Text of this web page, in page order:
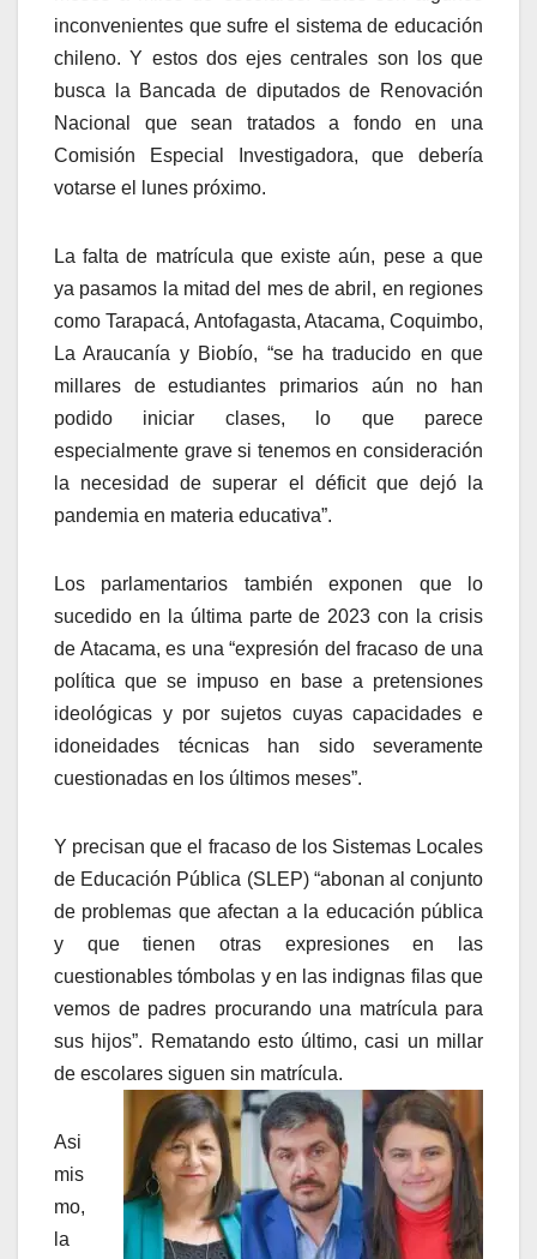
inconvenientes que sufre el sistema de educación
chileno. Y estos dos ejes centrales son los que
busca la Bancada de diputados de Renovación
Nacional que sean tratados a fondo en una
Comisión Especial Investigadora, que debería
votarse el lunes próximo.
La falta de matrícula que existe aún, pese a que
ya pasamos la mitad del mes de abril, en regiones
como Tarapacá, Antofagasta, Atacama, Coquimbo,
La Araucanía y Biobío, “se ha traducido en que
millares de estudiantes primarios aún no han
podido iniciar clases, lo que parece
especialmente grave si tenemos en consideración
la necesidad de superar el déficit que dejó la
pandemia en materia educativa”.
Los parlamentarios también exponen que lo
sucedido en la última parte de 2023 con la crisis
de Atacama, es una “expresión del fracaso de una
política que se impuso en base a pretensiones
ideológicas y por sujetos cuyas capacidades e
idoneidades técnicas han sido severamente
cuestionadas en los últimos meses”.
Y precisan que el fracaso de los Sistemas Locales
de Educación Pública (SLEP) “abonan al conjunto
de problemas que afectan a la educación pública
y que tienen otras expresiones en las
cuestionables tómbolas y en las indignas filas que
vemos de padres procurando una matrícula para
sus hijos”. Rematando esto último, casi un millar
de escolares siguen sin matrícula.
Asi
mis
mo,
la